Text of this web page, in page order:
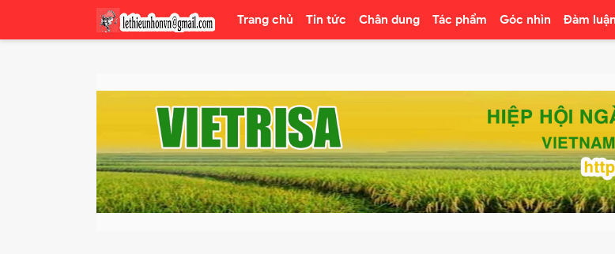
Trang chủ Tin tức Chân dung Tác phẩm Góc nhìn Đàm luận